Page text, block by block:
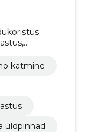
akende
tolmu
katmine
üldpinnad